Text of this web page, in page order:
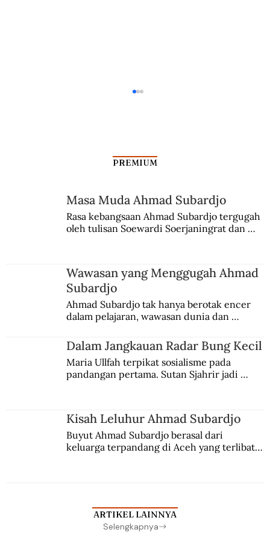
PREMIUM
Masa Muda Ahmad Subardjo
Rasa kebangsaan Ahmad Subardjo tergugah
oleh tulisan Soewardi Soerjaningrat dan
Wawasan yang Menggugah Ahmad
Subardjo
Ahmad Subardjo tak hanya berotak encer
dalam pelajaran, wawasan dunia dan
Jules Verne, Multatuli, hingga Sun Yat-sen.
Dalam Jangkauan Radar Bung Kecil
Maria Ullfah terpikat sosialisme pada
pandangan pertama. Sutan Sjahrir jadi
Kisah Leluhur Ahmad Subardjo
Buyut Ahmad Subardjo berasal dari
keluarga terpandang di Aceh yang terlibat
ARTIKEL LAINNYA
Selengkapnya